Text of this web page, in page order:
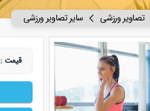
تصاویر ورزشی سایر تصاویر ورزشی
قیمت :